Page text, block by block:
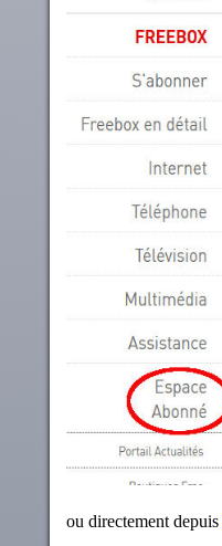
ou directement depuis